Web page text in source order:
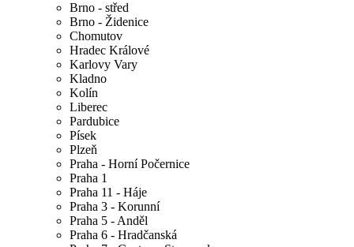
Brno - střed
Brno - Židenice
Chomutov
Hradec Králové
Karlovy Vary
Kladno
Kolín
Liberec
Pardubice
Písek
Plzeň
Praha - Horní Počernice
Praha 1
Praha 11 - Háje
Praha 3 - Korunní
Praha 5 - Anděl
Praha 6 - Hradčanská